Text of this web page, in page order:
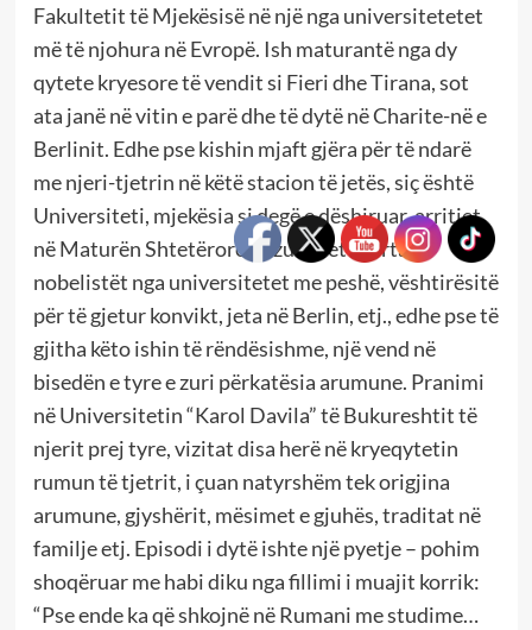
Fakultetit të Mjekësisë në një nga universitetetet
më të njohura në Evropë. Ish maturantë nga dy
qytete kryesore të vendit si Fieri dhe Tirana, sot
ata janë në vitin e parë dhe të dytë në Charite-në e
Berlinit. Edhe pse kishin mjaft gjëra për të ndarë
me njeri-tjetrin në këtë stacion të jetës, siç është
Universiteti, mjekësia si degë e dëshiruar, arritjet
në Maturën Shtetërore, rezultatet e larta,
nobelistët nga universitetet me peshë, vështirësitë
për të gjetur konvikt, jeta në Berlin, etj., edhe pse të
gjitha këto ishin të rëndësishme, një vend në
bisedën e tyre e zuri përkatësia arumune. Pranimi
në Universitetin “Karol Davila” të Bukureshtit të
njerit prej tyre, vizitat disa herë në kryeqytetin
rumun të tjetrit, i çuan natyrshëm tek origjina
arumune, gjyshërit, mësimet e gjuhës, traditat në
familje etj. Episodi i dytë ishte një pyetje – pohim
shoqëruar me habi diku nga fillimi i muajit korrik:
“Pse ende ka që shkojnë në Rumani me studime…